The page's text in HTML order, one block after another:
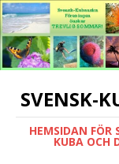
SVENSK-
HEMSIDAN FÖR
KUBA OCH